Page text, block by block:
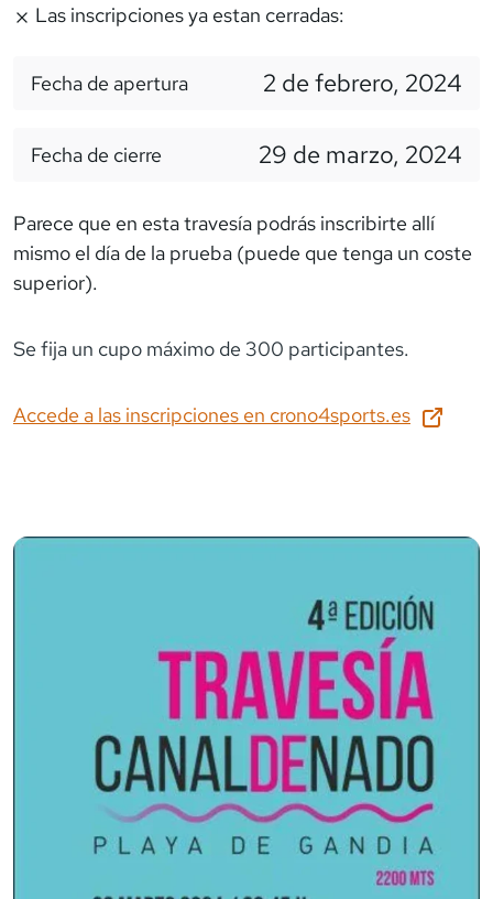
Las inscripciones ya estan cerradas:
Fecha de apertura 2 de febrero, 2024
Fecha de cierre 29 de marzo, 2024
Parece que en esta travesía podrás inscribirte allí
mismo el día de la prueba (puede que tenga un coste
superior).
Se fija un cupo máximo de 300 participantes.
Accede a las inscripciones en crono4sports.es